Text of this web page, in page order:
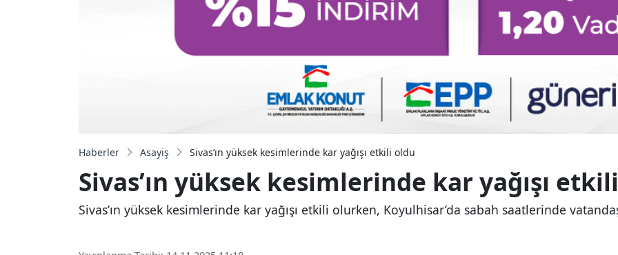
Haberler Asayiş Sivas’ın yüksek kesimlerinde kar yağışı etkili oldu
Sivas’ın yüksek kesimlerinde kar yağışı
Sivas’ın yüksek kesimlerinde kar yağışı etkili olurken, Koyulhisar’da sabah saatlerinde